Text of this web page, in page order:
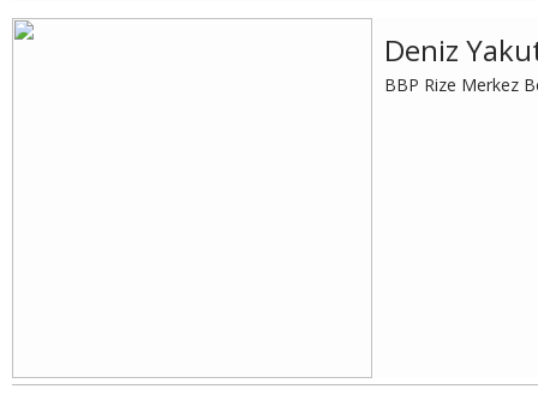
Deniz
BBP Rize Merkez